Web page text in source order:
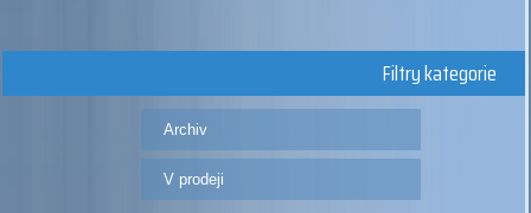
Filtry kategorie
Archiv
V prodeji